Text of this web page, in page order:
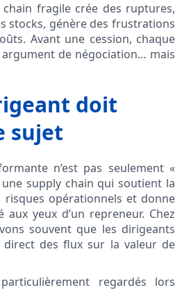
chain fragile crée des ruptures,
stocks, génère des frustrations
Avant une cession, chaque
de négociation… mais
doit
sujet
n’est pas seulement «
une supply chain qui soutient la
opérationnels et donne
yeux d’un repreneur. Chez
souvent que les dirigeants
direct des flux sur la valeur de
regardés lors